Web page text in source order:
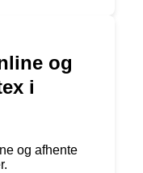
og
i
og afhente